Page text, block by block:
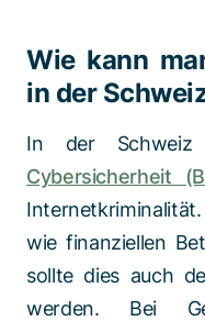
Wie kann
in der
In der
Cybersicherheit
wie finanziellen
sollte dies auch
werden. Bei